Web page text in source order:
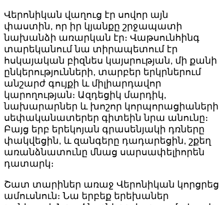
Վերոնիկան վաղուց էր սովոր այն
փաստին, որ իր կյանքը շրջապատի
նախանձի առարկան էր։ Վաթսունհինգ
տարեկանում նա տիրապետում էր
հսկայական բիզնես կայսրության, մի քանի
ընկերությունների, տարբեր երկրներում
անշարժ գույքի և միլիարդավոր
կարողության։ Ազդեցիկ մարդիկ,
նախարարներ և խոշոր կորպորացիաների
սեփականատերեր գիտեին նրա անունը։
Բայց երբ երեկոյան գրասենյակի դռները
փակվեցին, և զանգերը դադարեցին, շքեղ
առանձնատունը մնաց սարսափելիորեն
դատարկ։
Շատ տարիներ առաջ Վերոնիկան կորցրեց
ամուսնուն։ Նա երբեք երեխաներ